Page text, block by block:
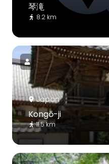
琴滝
8.2 km
Japan
Kongō-ji
11.5 km